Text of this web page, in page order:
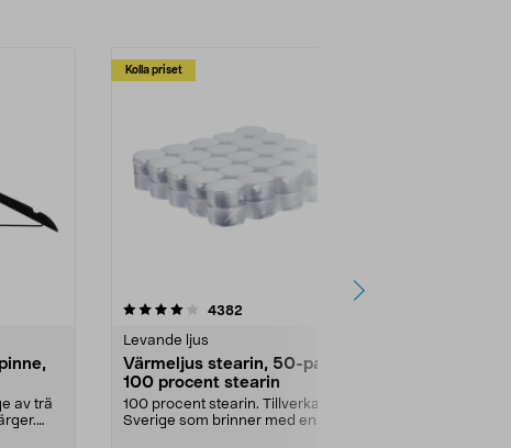
av trä
Kolla priset
4382
Levande ljus
Värmeljus stearin, 50-pack,
100 procent stearin
100 procent stearin. Tillverkade i
Sverige som brinner med en
4.5av 5 stjärnor